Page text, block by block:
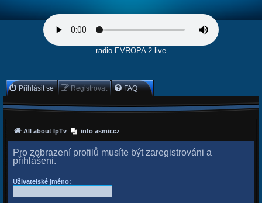
radio EVROPA 2 live
Přihlásit se Registrovat FAQ
All about IpTv info asmir.cz
Pro zobrazení profilů musíte být zaregistrováni a
přihlášeni.
Uživatelské jméno: